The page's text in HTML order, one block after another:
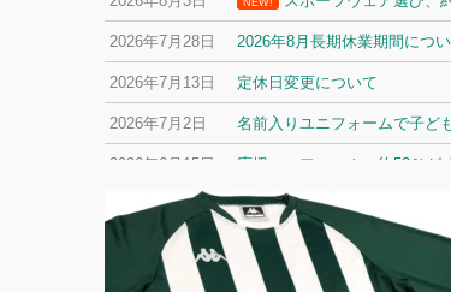
2026年7月28日 2026年8月長期休業期間につ
2026年7月13日 定休日変更について
2026年7月2日 名前入りユニフォームで子ど
2026年6月15日 応援ユニフォーム、約53％が